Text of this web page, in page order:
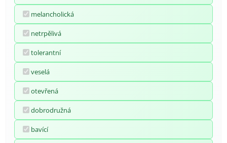
melancholická
netrpělivá
tolerantní
veselá
otevřená
dobrodružná
bavící